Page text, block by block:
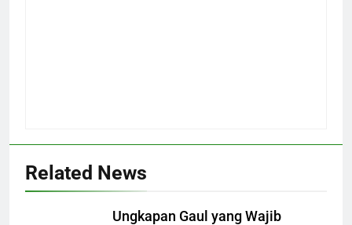
Related News
Ungkapan Gaul yang Wajib